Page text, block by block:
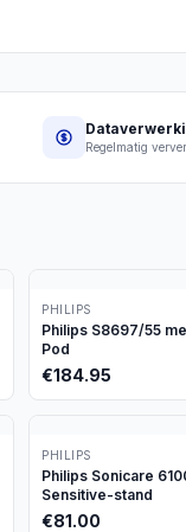
Regelmatig
PHILIPS
Philips S8697/55
Pod
€184.95
PHILIPS
Philips Sonicare
Sensitive-stand
€81.00